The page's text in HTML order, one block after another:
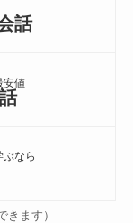
話
安値
なら
きます）